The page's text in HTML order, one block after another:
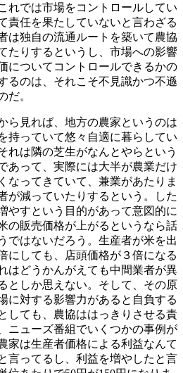
れでは市場をコントロールしてい
責任を果たしていないと言わざる
は独自の流通ルートを築いて農協
たりするというし、市場への影響
についてコントロールできるかの
るのは、それこそ不見識かつ不遜
だ。
ら見れば、地方の農家というのは
持っていて悠々自適に暮らしてい
れは隣の芝生がなんとやらという
あって、実際には大半が農業だけ
なってきていて、兼業があたりま
が減っていたりするという。した
やすという目的があって意図的に
の販売価格が上がるというなら話
ではないだろう。生産者が米を出
にしても、店頭価格が３倍になる
はどうかんがえても中間業者が異
としか思えない。そして、その原
に対する影響力があると自負する
しても、農協ははっきりさせる責
ニューズ番組でいくつかの事例が
家は生産者価格による利益なんて
言ってるし、利益を増やしたと言